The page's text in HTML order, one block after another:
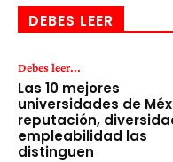
DEBES LEER
Debes leer...
Las 10 mejores
universidades de
reputación,
empleabilidad las
distinguen